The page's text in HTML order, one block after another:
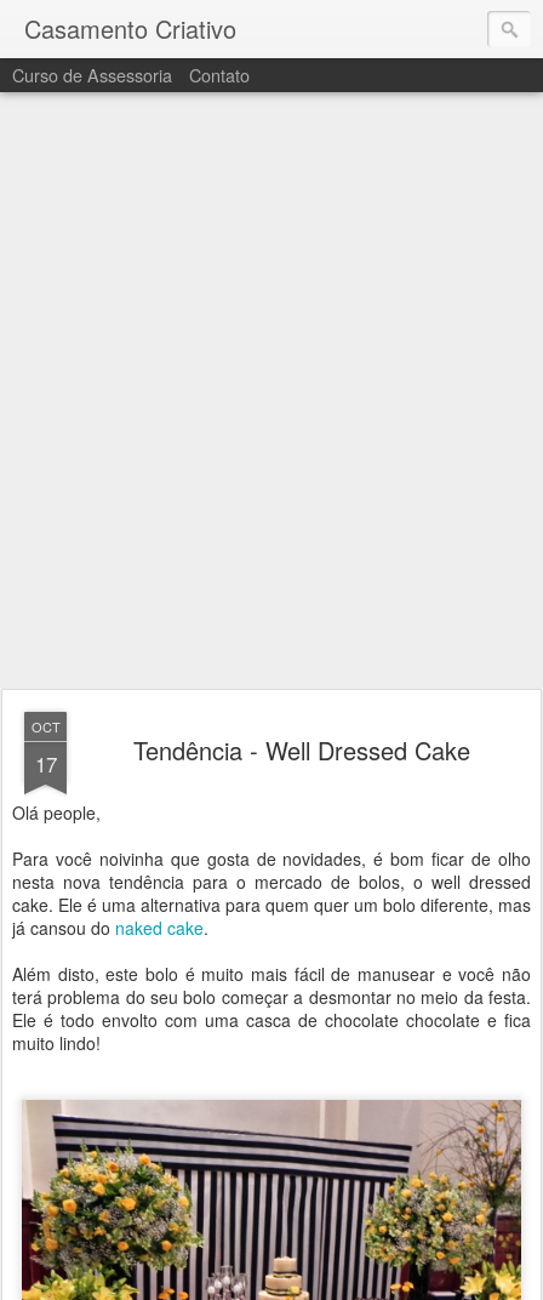
Casamento Criativo
Curso de Assessoria Contato
OCT
17 Tendência - Well Dressed Cake
Olá people,
Para você noivinha que gosta de novidades, é bom ficar de olho
nesta nova tendência para o mercado de bolos, o well dressed
cake. Ele é uma alternativa para quem quer um bolo diferente, mas
já cansou do naked cake.
Além disto, este bolo é muito mais fácil de manusear e você não
terá problema do seu bolo começar a desmontar no meio da festa.
Ele é todo envolto com uma casca de chocolate chocolate e fica
muito lindo!